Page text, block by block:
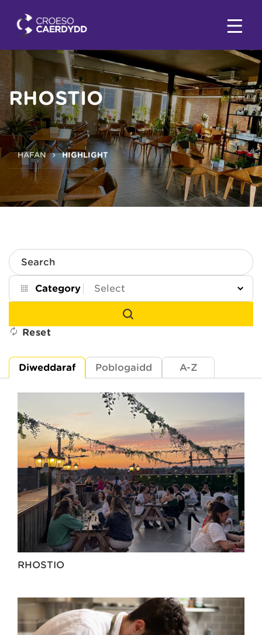
RHOSTIO
HAFAN HIGHLIGHT
Search
Category
Reset
Diweddaraf Poblogaidd A-Z
RHOSTIO